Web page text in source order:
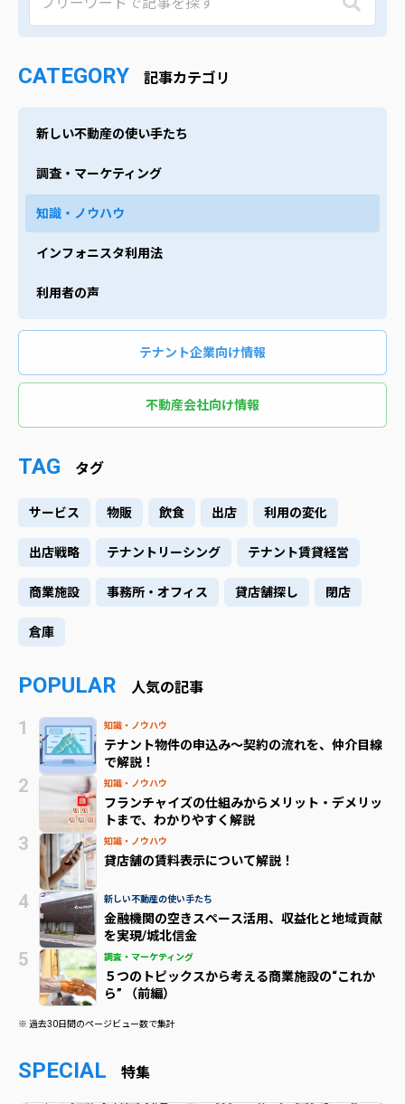
CATEGORY 記事カテゴリ
新しい不動産の使い手たち
調査・マーケティング
知識・ノウハウ
インフォニスタ利用法
利用者の声
テナント企業向け情報
不動産会社向け情報
TAG タグ
サービス 物販 飲食 出店 利用の変化
出店戦略 テナントリーシング テナント賃貸経営
商業施設 事務所・オフィス 貸店舗探し 閉店
倉庫
POPULAR 人気の記事
知識・ノウハウ
テナント物件の申込み～契約の流れを、仲介目線
で解説！
知識・ノウハウ
フランチャイズの仕組みからメリット・デメリッ
トまで、わかりやすく解説
知識・ノウハウ
貸店舗の賃料表示について解説！
新しい不動産の使い手たち
金融機関の空きスペース活用、収益化と地域貢献
を実現/城北信金
調査・マーケティング
５つのトピックスから考える商業施設の“これか
ら” （前編）
※ 過去30日間のページビュー数で集計
SPECIAL 特集